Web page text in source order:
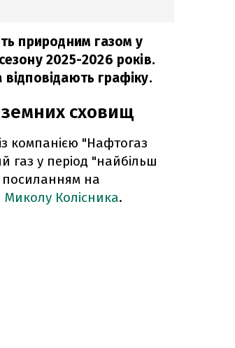
природним газом у
2025-2026 років.
графіку.
сховищ
компанією "Нафтогаз
газ у період "найбільш
посиланням на
Миколу Колісника.